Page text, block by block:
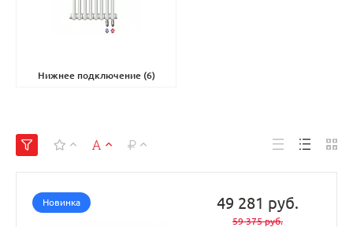
Нижнее подключение (6)
Новинка 49 281 руб.
59 375 руб.